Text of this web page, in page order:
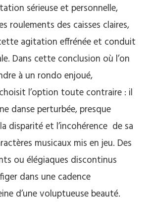
sérieuse et personnelle,
roulements des caisses claires,
agitation effrénée et conduit
Dans cette conclusion où l’on
à un rondo enjoué,
l’option toute contraire : il
danse perturbée, presque
disparité et l’incohérence de sa
musicaux mis en jeu. Des
ou élégiaques discontinus
dans une cadence
d’une voluptueuse beauté.